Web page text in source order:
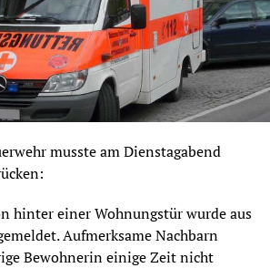
musste am Dienstagabend
hinter einer Wohnungstür wurde aus
Aufmerksame Nachbarn
Bewohnerin einige Zeit nicht